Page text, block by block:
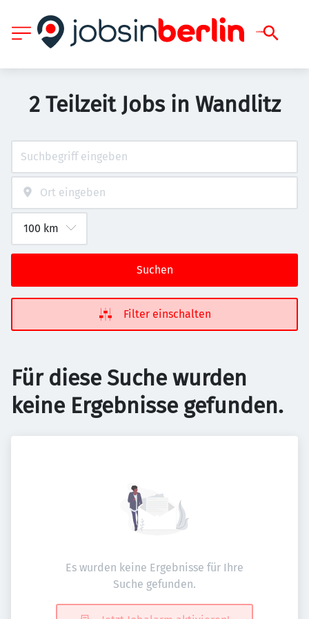
2 Teilzeit Jobs in Wandlitz
Suchen
Filter einschalten
Für diese Suche wurden
keine Ergebnisse gefunden.
Es wurden keine Ergebnisse für Ihre
Suche gefunden.